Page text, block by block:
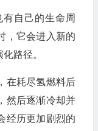
自己的生命周
，它会进入新的
路径。
在耗尽氢燃料后
然后逐渐冷却并
经历更加剧烈的